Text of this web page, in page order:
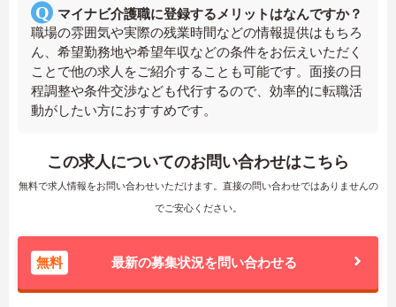
マイナビ介護職に登録するメリットはなんですか？
職場の雰囲気や実際の残業時間などの情報提供はもちろ
ん、希望勤務地や希望年収などの条件をお伝えいただく
ことで他の求人をご紹介することも可能です。面接の日
程調整や条件交渉なども代行するので、効率的に転職活
動がしたい方におすすめです。
この求人についてのお問い合わせはこちら
無料で求人情報をお問い合わせいただけます。直接の問い合わせではありませんの
でご安心ください。
無料 最新の募集状況を問い合わせる